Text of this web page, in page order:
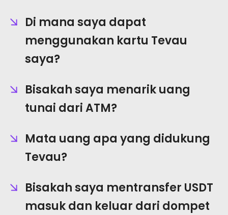
Di mana saya dapat
menggunakan kartu Tevau
saya?
Bisakah saya menarik uang
tunai dari ATM?
Mata uang apa yang didukung
Tevau?
Bisakah saya mentransfer USDT
masuk dan keluar dari dompet